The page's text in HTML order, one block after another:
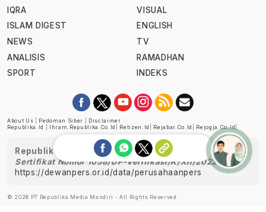
IQRA
ISLAM DIGEST
NEWS
ANALISIS
SPORT
VISUAL
ENGLISH
TV
RAMADHAN
INDEKS
About Us Pedoman Siber
Disclaimer
Republika.id
Ihram.republika.co.id Retizen.id Rejabar.co.id Rejogja.co.id|
Republika telah diverifikasi oleh Dewan Pers
Sertifikat Nomor 1058/DP-Verifikasi/K/XII/2022
https://dewanpers.or.id/data/perusahaanpers
© 2026 PT Republika Media Mandiri - All Rights Reserved.
Ask me!